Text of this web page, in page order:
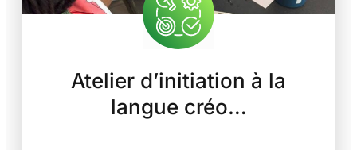
Atelier d’initiation à la
langue créo…